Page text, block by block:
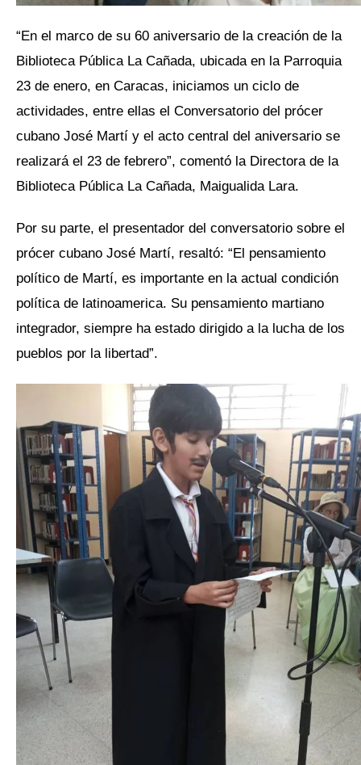
“En el marco de su 60 aniversario de la creación de la
Biblioteca Pública La Cañada, ubicada en la Parroquia
23 de enero, en Caracas, iniciamos un ciclo de
actividades, entre ellas el Conversatorio del prócer
cubano José Martí y el acto central del aniversario se
realizará el 23 de febrero”, comentó la Directora de la
Biblioteca Pública La Cañada, Maigualida Lara.
Por su parte, el presentador del conversatorio sobre el
prócer cubano José Martí, resaltó: “El pensamiento
político de Martí, es importante en la actual condición
política de latinoamerica. Su pensamiento martiano
integrador, siempre ha estado dirigido a la lucha de los
pueblos por la libertad”.